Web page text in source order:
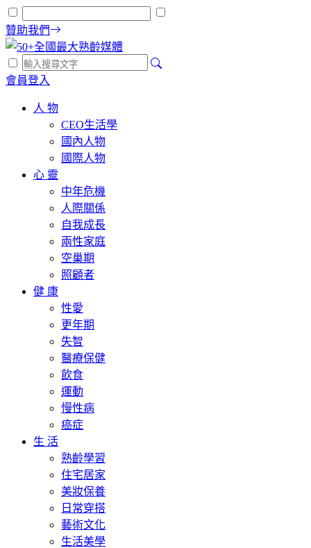
贊助我們
會員登入
人 物
CEO生活學
國內人物
國際人物
心 靈
中年危機
人際關係
自我成長
兩性家庭
空巢期
照顧者
健 康
性愛
更年期
失智
醫療保健
飲食
運動
慢性病
癌症
生 活
熟齡學習
住宅居家
美妝保養
日常穿搭
藝術文化
生活美學